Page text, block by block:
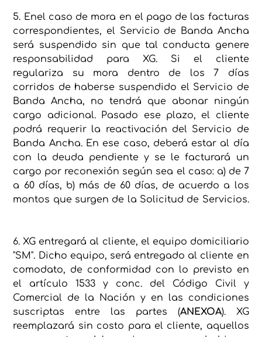
5. Enel caso de mora en el pago de las facturas
correspondientes, el Servicio de Banda Ancha
será suspendido sin que tal conducta genere
responsabilidad para XG. Si el cliente
regulariza su mora dentro de los 7 días
corridos de haberse suspendido el Servicio de
Banda Ancha, no tendrá que abonar ningún
cargo adicional. Pasado ese plazo, el cliente
podrá requerir la reactivación del Servicio de
Banda Ancha. En ese caso, deberá estar al día
con la deuda pendiente y se le facturará un
cargo por reconexión según sea el caso: a) de 7
a 60 días, b) más de 60 días, de acuerdo a los
montos que surgen de la Solicitud de Servicios.
6. XG entregará al cliente, el equipo domiciliario
"SM". Dicho equipo, será entregado al cliente en
comodato, de conformidad con lo previsto en
el artículo 1533 y conc. del Código Civil y
Comercial de la Nación y en las condiciones
suscriptas entre las partes (ANEXOA). XG
reemplazará sin costo para el cliente, aquellos